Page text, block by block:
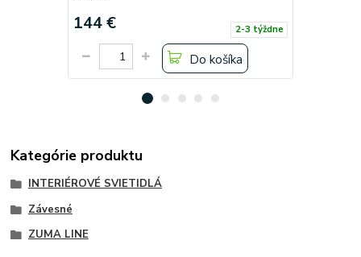
144 € 2-3 týždne
Do košíka
Kategórie produktu
INTERIÉROVÉ SVIETIDLÁ
Závesné
ZUMA LINE